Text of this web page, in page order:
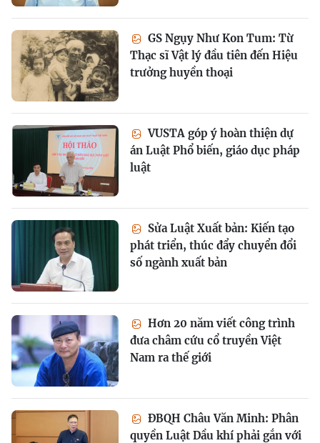
GS Ngụy Như Kon Tum: Từ
Thạc sĩ Vật lý đầu tiên đến Hiệu
trưởng huyền thoại
VUSTA góp ý hoàn thiện dự
án Luật Phổ biến, giáo dục pháp
luật
Sửa Luật Xuất bản: Kiến tạo
phát triển, thúc đẩy chuyển đổi
số ngành xuất bản
Hơn 20 năm viết công trình
đưa châm cứu cổ truyền Việt
Nam ra thế giới
ĐBQH Châu Văn Minh: Phân
quyền Luật Dầu khí phải gắn với